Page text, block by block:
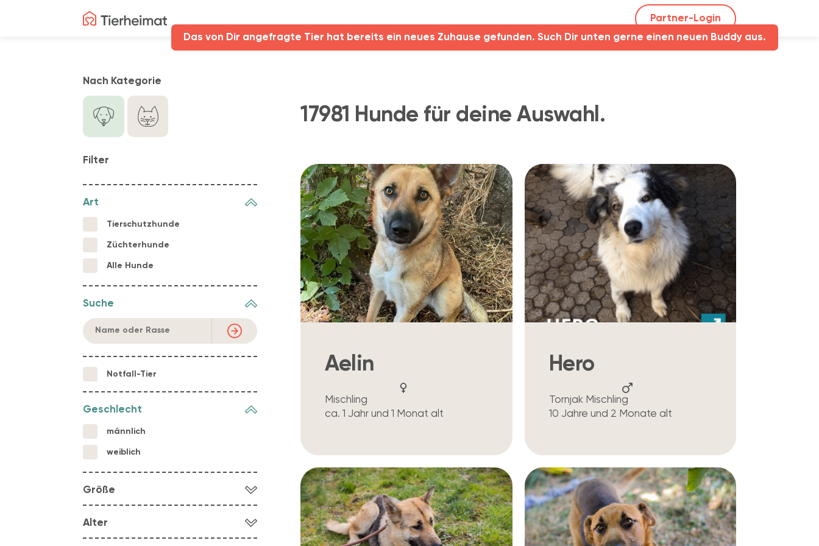
Partner-Login
Nach Kategorie
Filter
Art
Tierschutzhunde
Züchterhunde
Alle Hunde
Suche
Notfall-Tier
Geschlecht
männlich
weiblich
Größe
Alter
17981 Hunde für deine Auswahl.
Aelin
Mischling
ca. 1 Jahr und 1 Monat alt
Hero
Tornjak Mischling
10 Jahre und 2 Monate alt
Das von Dir angefragte Tier hat bereits ein neues Zuhause gefunden. Such Dir unten gerne einen neuen Buddy aus.